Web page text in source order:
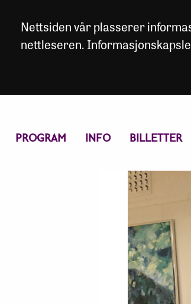
Nettsiden vår plasserer
nettleseren.
PROGRAM INFO BILLETTER